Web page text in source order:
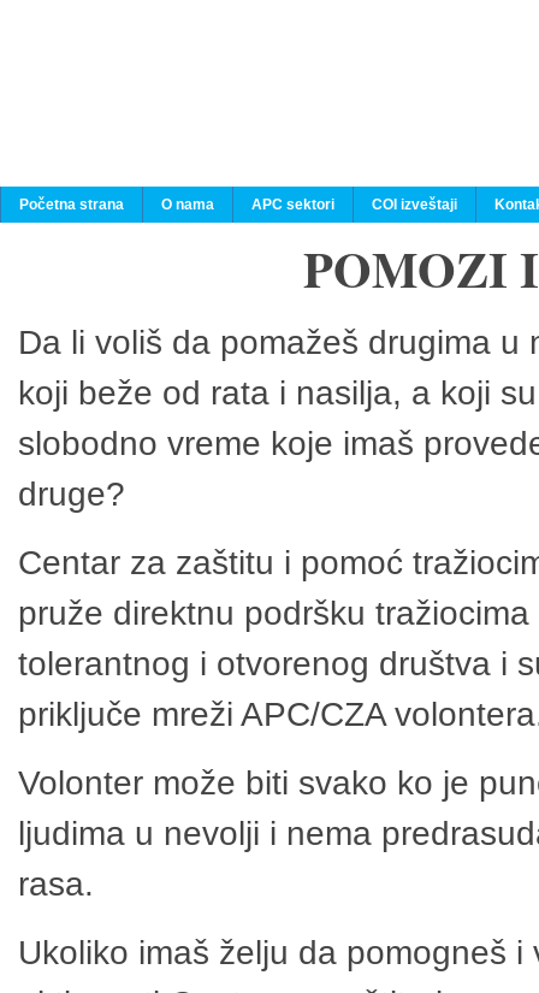
Početna strana O nama APC sektori COI izveštaji
POMOZI
Da li voliš da pomažeš drugima
koji beže od rata i nasilja, a koji
slobodno vreme koje imaš
druge?
Centar za zaštitu i pomoć
pruže direktnu podršku
tolerantnog i otvorenog društva i
priključe mreži APC/CZA
Volonter može biti svako ko je
ljudima u nevolji i nema
rasa.
Ukoliko imaš želju da pomogneš